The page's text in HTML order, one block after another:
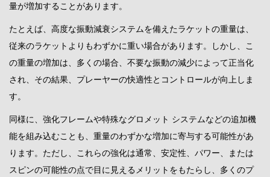
量が増加することがあります。
たとえば、高度な振動減衰システムを備えたラケットの重量は、
従来のラケットよりもわずかに重い場合があります。しかし、こ
の重量の増加は、多くの場合、不要な振動の減少によって正当化
され、その結果、プレーヤーの快適性とコントロールが向上しま
す。
同様に、強化フレームや特殊なグロメット システムなどの追加機
能を組み込むことも、重量のわずかな増加に寄与する可能性があ
ります。ただし、これらの強化は通常、安定性、パワー、または
スピンの可能性の点で目に見えるメリットをもたらし、多くのプ